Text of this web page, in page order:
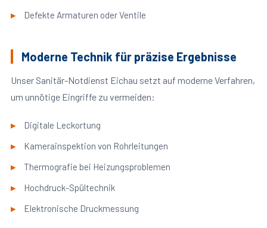
Defekte Armaturen oder Ventile
Moderne Technik für präzise Ergebnisse
Unser Sanitär-Notdienst Eichau setzt auf moderne Verfahren,
um unnötige Eingriffe zu vermeiden:
Digitale Leckortung
Kamerainspektion von Rohrleitungen
Thermografie bei Heizungsproblemen
Hochdruck-Spültechnik
Elektronische Druckmessung